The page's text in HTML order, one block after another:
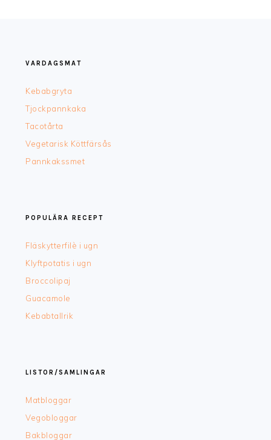
VARDAGSMAT
Kebabgryta
Tjockpannkaka
Tacotårta
Vegetarisk Köttfärsås
Pannkakssmet
POPULÄRA RECEPT
Fläskytterfilè i ugn
Klyftpotatis i ugn
Broccolipaj
Guacamole
Kebabtallrik
LISTOR/SAMLINGAR
Matbloggar
Vegobloggar
Bakbloggar